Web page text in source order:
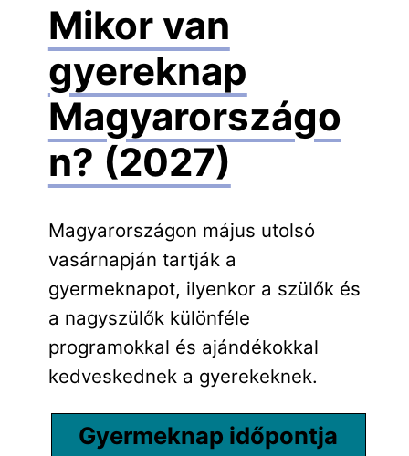
Mikor van
gyereknap
Magyarországo
n? (2027)
Magyarországon május utolsó
vasárnapján tartják a
gyermeknapot, ilyenkor a szülők és
a nagyszülők különféle
programokkal és ajándékokkal
kedveskednek a gyerekeknek.
Gyermeknap időpontja